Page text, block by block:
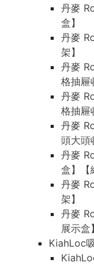
丹麥
盒】
丹麥
架】
丹麥
格抽屜
丹麥
格抽屜
丹麥
頭大頭
丹麥
盒】【
丹麥
架】
丹麥
展示盒】
KiahLoc